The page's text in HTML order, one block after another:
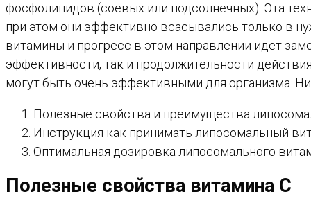
фосфолипидов (соевых или подсолнечных). Эта
при этом они эффективно всасывались только в
витамины и прогресс в этом направлении идет
эффективности, так и продолжительности
могут быть очень эффективными для организма.
Полезные свойства и преимущества
Инструкция как принимать липосомальный
Оптимальная дозировка липосомального
Полезные свойства витамина С